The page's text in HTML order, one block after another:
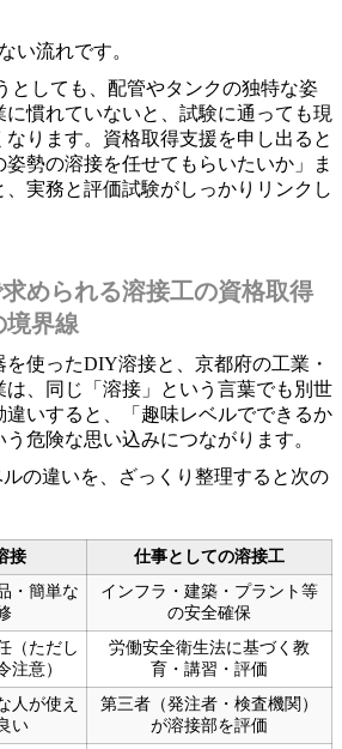
い流れです。
としても、配管やタンクの独特な姿
慣れていないと、試験に通っても現
ります。資格取得支援を申し出ると
勢の溶接を任せてもらいたいか」ま
実務と評価試験がしっかりリンクし
められる溶接工の資格取得
境界線
使ったDIY溶接と、京都府の工業・
、同じ「溶接」という言葉でも別世
いすると、「趣味レベルでできるか
危険な思い込みにつながります。
の違いを、ざっくり整理すると次の
接 仕事としての溶接工
・簡単な
インフラ・建築・プラント等
の安全確保
（ただし
注意）
労働安全衛生法に基づく教
育・講習・評価
人が使え
い
第三者（発注者・検査機関）
が溶接部を評価